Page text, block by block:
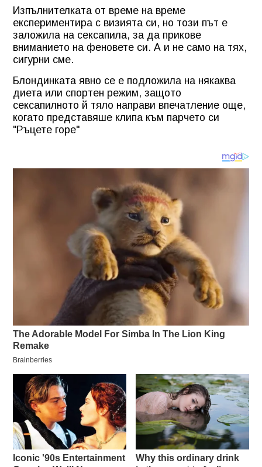
Изпълнителката от време на време
експериментира с визията си, но този път е
заложила на сексапила, за да прикове
вниманието на феновете си. А и не само на тях,
сигурни сме.
Блондинката явно се е подложила на някаква
диета или спортен режим, защото
сексапилното й тяло направи впечатление още,
когато представяше клипа към парчето си
"Ръцете горе"